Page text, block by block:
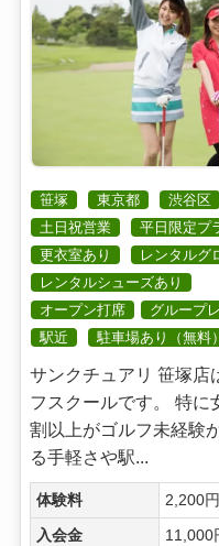
笹塚 東京都 渋谷区
土日祝営業
平日限定プ
更衣室あり
レンタルグ
レンタルシューズあり
オープン打席
グループ
駅近
駐車場あり（無料）
サンクチュアリ 笹塚店
フスクールです。 特に
割以上がゴルフ未経験
る手軽さや駅...
体験料 2,200
入会金 11,000